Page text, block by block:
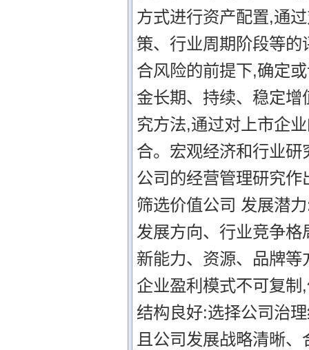
方式进行资产配置,通
策、行业周期阶段等
合风险的前提下,确定
金长期、持续、稳定
究方法,通过对上市企
合。宏观经济和行业
公司的经营管理研究
筛选价值公司 发展潜
发展方向、行业竞争
新能力、资源、品牌
企业盈利模式不可复
结构良好:选择公司治
且公司发展战略清晰